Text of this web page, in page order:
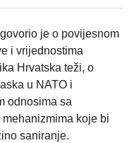
je o povijesnom
i vrijednostima
Hrvatska teži, o
u NATO i
odnosima sa
koje bi
saniranje.